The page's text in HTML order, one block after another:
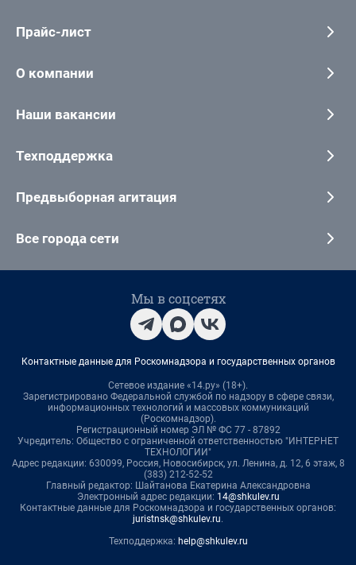
Прайс-лист
О компании
Наши вакансии
Техподдержка
Предвыборная агитация
Все города сети
Мы в соцсетях
Контактные данные для Роскомнадзора и государственных органов
Сетевое издание «14.ру» (18+).
Зарегистрировано Федеральной службой по надзору в сфере связи,
информационных технологий и массовых коммуникаций
(Роскомнадзор).
Регистрационный номер ЭЛ № ФС 77 - 87892
Учредитель: Общество с ограниченной ответственностью "ИНТЕРНЕТ
ТЕХНОЛОГИИ"
Адрес редакции: 630099, Россия, Новосибирск, ул. Ленина, д. 12, 6 этаж, 8
(383) 212-52-52
Главный редактор: Шайтанова Екатерина Александровна
Электронный адрес редакции: 14@shkulev.ru
Контактные данные для Роскомнадзора и государственных органов:
juristnsk@shkulev.ru.
Техподдержка: help@shkulev.ru